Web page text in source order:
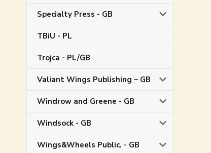
Specialty Press - GB
TBiU - PL
Trojca - PL/GB
Valiant Wings Publishing – GB
Windrow and Greene - GB
Windsock - GB
Wings&Wheels Public. - GB